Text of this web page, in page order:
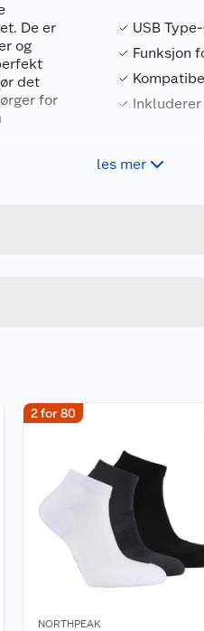
De er
og
det
for
USB
Funksjon
les mer
2 for 80
NORTHPEAK